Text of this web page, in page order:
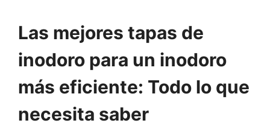
Las mejores tapas de
inodoro para un inodoro
más eficiente: Todo lo que
necesita saber